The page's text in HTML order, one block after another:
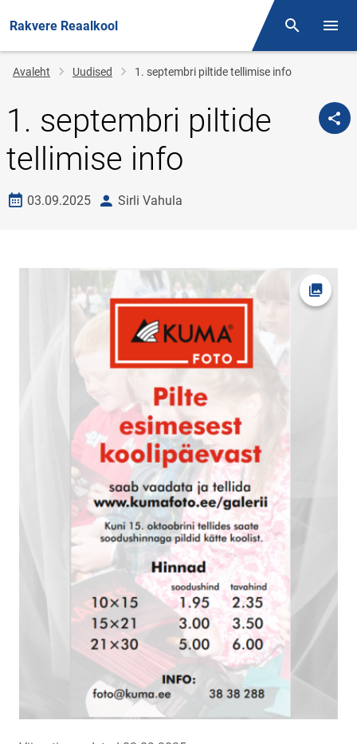
Rakvere Reaalkool Otsing
Jälglink
Avaleht Uudised 1. septembri piltide tellimise info
1. septembri piltide
tellimise info
Loomise kuupäev
03.09.2025 autorSirli Vahula
Ava